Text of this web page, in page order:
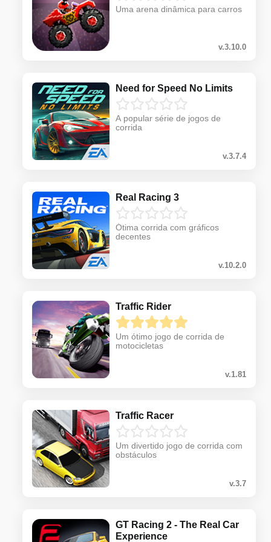
Uma arena dinâmica para carros
v.3.10.0
Need for Speed No Limits
A popular série de jogos de
corrida
v.3.7.4
Real Racing 3
Ótima corrida com gráficos
decentes
v.10.2.0
Traffic Rider
Um ótimo jogo de corrida de
motocicletas
v.1.81
Traffic Racer
Um divertido jogo de corrida com
obstáculos
v.3.7
GT Racing 2 - The Real Car
Experience